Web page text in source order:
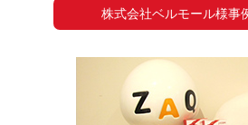
株式会社ベルモール様事